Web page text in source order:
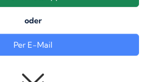
oder
Per E-Mail